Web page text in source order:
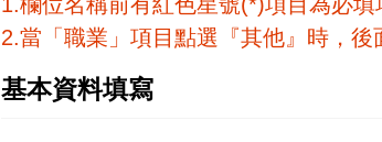
2.當「職業」項目點選『其他』時，後
基本資料填寫